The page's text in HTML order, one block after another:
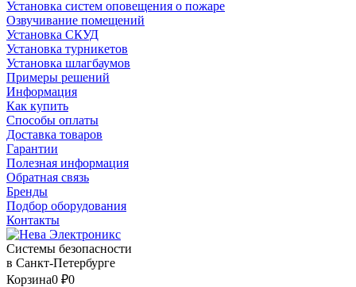
Установка систем оповещения о пожаре
Озвучивание помещений
Установка СКУД
Установка турникетов
Установка шлагбаумов
Примеры решений
Информация
Как купить
Способы оплаты
Доставка товаров
Гарантии
Полезная информация
Обратная связь
Бренды
Подбор оборудования
Контакты
Системы безопасности
в Санкт-Петербурге
Корзина0 ₽0